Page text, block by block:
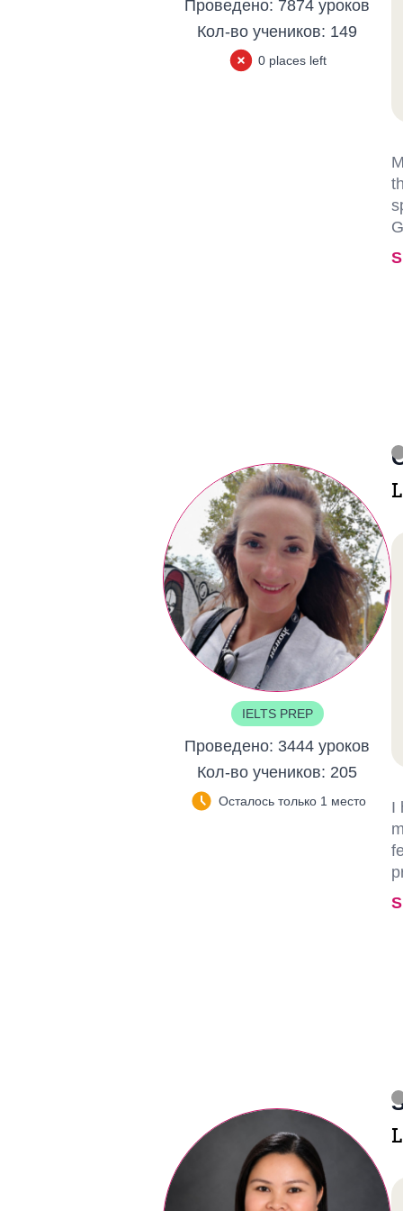
Проведено: 7874 уроков
Кол-во учеников: 149
0 places left
IELTS PREP
Проведено: 3444 уроков
Кол-во учеников: 205
Осталось только 1 место
I